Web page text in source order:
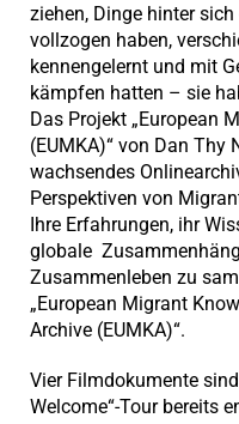
ziehen, Dinge hinter
vollzogen haben,
kennengelernt und mit
kämpfen hatten – sie
Das Projekt „European
(EUMKA)“ von Dan Thy
wachsendes
Perspektiven von
Ihre Erfahrungen, ihr
globale
Zusammenleben zu
„European Migrant
Archive (EUMKA)“.
Vier Filmdokumente
Welcome“-Tour bereits